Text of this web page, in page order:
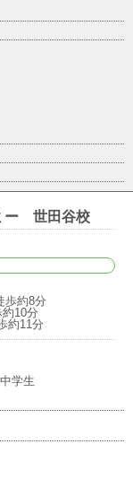
ー 世田谷校
約8分
10分
約11分
学生